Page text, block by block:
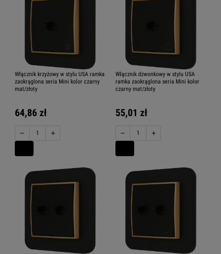
Włącznik krzyżowy w stylu USA ramka
zaokrąglona seria Mini kolor czarny
mat/złoty
64,86 zł
− +
Włącznik dzwonkowy w stylu USA
ramka zaokrąglona seria Mini kolor
czarny mat/złoty
55,01 zł
− +